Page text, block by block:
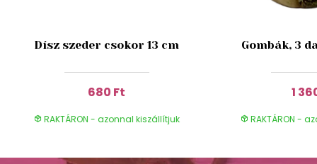
Dísz szeder csokor 13 cm
680 Ft
RAKTÁRON - azonnal kiszállítjuk
Gombák, 3
1
RAKTÁRON -